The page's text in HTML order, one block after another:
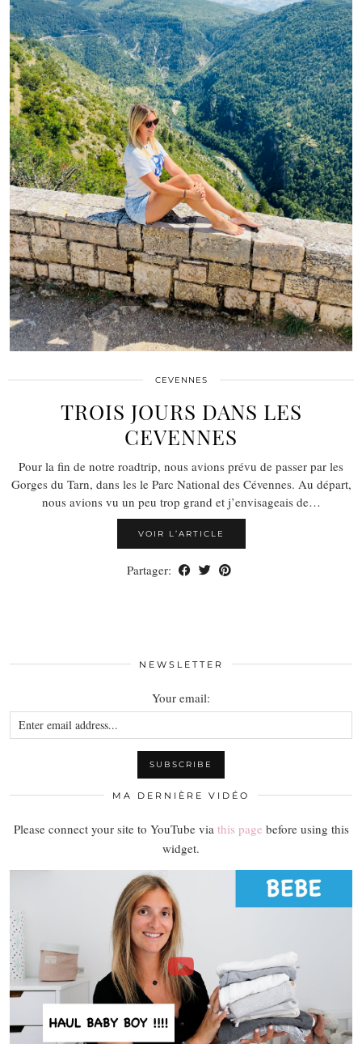
CEVENNES
TROIS JOURS DANS LES
CEVENNES
Pour la fin de notre roadtrip, nous avions prévu de passer par les
Gorges du Tarn, dans les le Parc National des Cévennes. Au départ,
nous avions vu un peu trop grand et j’envisageais de…
VOIR L’ARTICLE
Partager:
NEWSLETTER
Your email:
MA DERNIÈRE VIDÉO
Please connect your site to YouTube via this page before using this
widget.